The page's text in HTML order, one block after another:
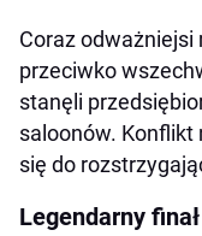
Coraz
przeciwko
stanęli
saloonów. Konflikt
się do
Legendarny